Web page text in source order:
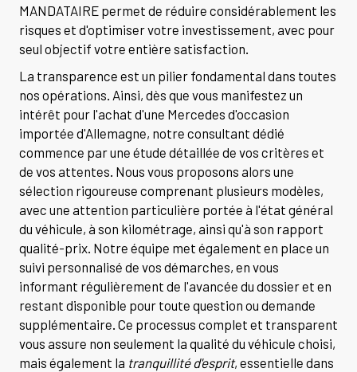
MANDATAIRE permet de réduire considérablement les
risques et d'optimiser votre investissement, avec pour
seul objectif votre entière satisfaction.
La transparence est un pilier fondamental dans toutes
nos opérations. Ainsi, dès que vous manifestez un
intérêt pour l'achat d'une Mercedes d'occasion
importée d'Allemagne, notre consultant dédié
commence par une étude détaillée de vos critères et
de vos attentes. Nous vous proposons alors une
sélection rigoureuse comprenant plusieurs modèles,
avec une attention particulière portée à l'état général
du véhicule, à son kilométrage, ainsi qu'à son rapport
qualité-prix. Notre équipe met également en place un
suivi personnalisé de vos démarches, en vous
informant régulièrement de l'avancée du dossier et en
restant disponible pour toute question ou demande
supplémentaire. Ce processus complet et transparent
vous assure non seulement la qualité du véhicule choisi,
mais également la tranquillité d'esprit, essentielle dans